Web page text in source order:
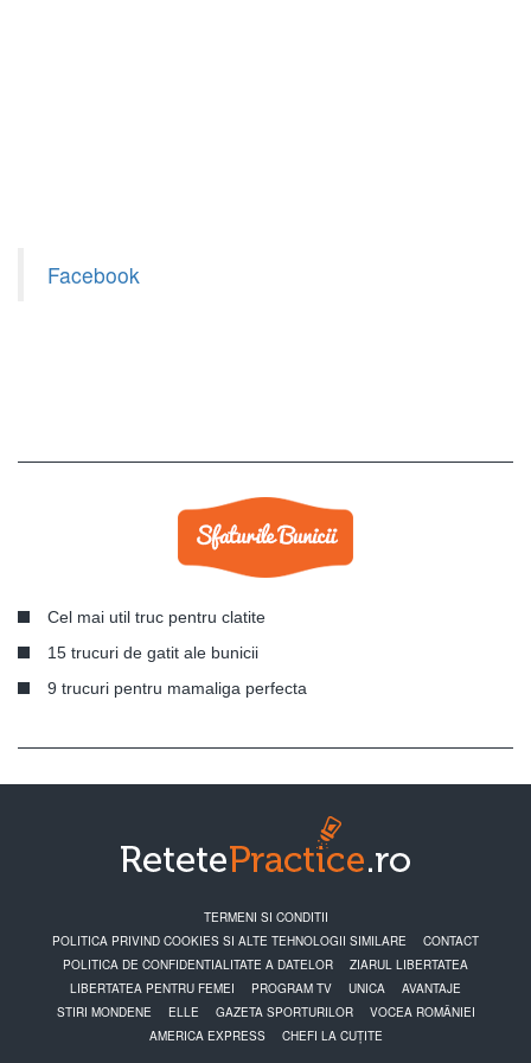
Facebook
Cel mai util truc pentru clatite
15 trucuri de gatit ale bunicii
9 trucuri pentru mamaliga perfecta
TERMENI SI CONDITII
POLITICA PRIVIND COOKIES SI ALTE TEHNOLOGII SIMILARE
CONTACT
POLITICA DE CONFIDENTIALITATE A DATELOR
ZIARUL LIBERTATEA
LIBERTATEA PENTRU FEMEI
PROGRAM TV UNICA
AVANTAJE
STIRI MONDENE
ELLE GAZETA SPORTURILOR
VOCEA ROMÂNIEI
AMERICA EXPRESS
CHEFI LA CUȚITE